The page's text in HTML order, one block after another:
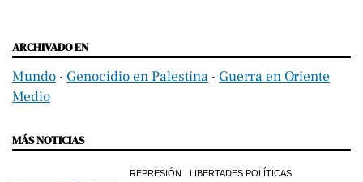
ARCHIVADO EN
Mundo ‧ Genocidio en Palestina ‧ Guerra en Oriente
Medio
MÁS NOTICIAS
REPRESIÓN LIBERTADES POLÍTICAS